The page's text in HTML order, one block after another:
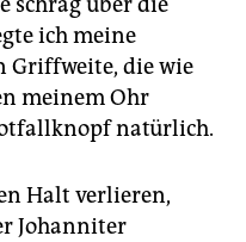
ich meine
Griffweite, die wie
meinem Ohr
natürlich.
Halt verlieren,
Johanniter